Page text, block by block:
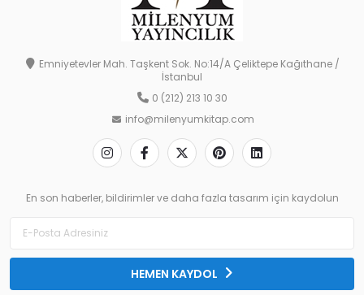
Emniyetevler Mah. Taşkent Sok. No:14/A Çeliktepe Kağıthane /
İstanbul
0 (212) 213 10 30
info@milenyumkitap.com
En son haberler, bildirimler ve daha fazla tasarım için kaydolun
HEMEN KAYDOL